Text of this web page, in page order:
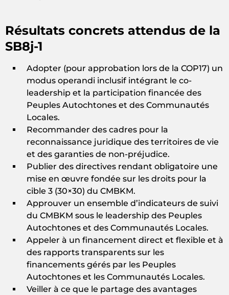
Résultats concrets attendus de la
SB8j-1
Adopter (pour approbation lors de la COP17) un
modus operandi inclusif intégrant le co-
leadership et la participation financée des
Peuples Autochtones et des Communautés
Locales.
Recommander des cadres pour la
reconnaissance juridique des territoires de vie
et des garanties de non-préjudice.
Publier des directives rendant obligatoire une
mise en œuvre fondée sur les droits pour la
cible 3 (30×30) du CMBKM.
Approuver un ensemble d’indicateurs de suivi
du CMBKM sous le leadership des Peuples
Autochtones et des Communautés Locales.
Appeler à un financement direct et flexible et à
des rapports transparents sur les
financements gérés par les Peuples
Autochtones et les Communautés Locales.
Veiller à ce que le partage des avantages